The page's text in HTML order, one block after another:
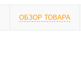
ОБЗОР ТОВАРА